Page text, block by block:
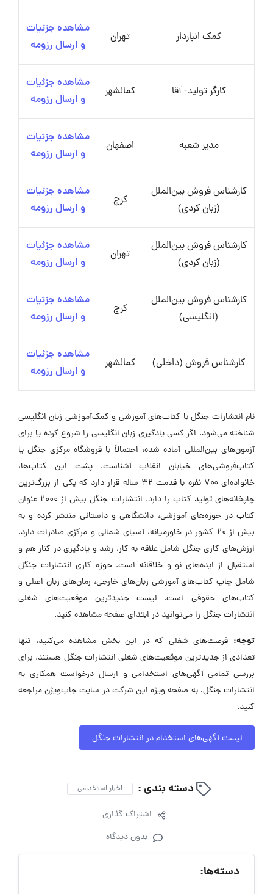
کمک انباردار تهران
مشاهده جزئیات
و ارسال رزومه
کارگر تولید- آقا کمالشهر
مشاهده جزئیات
و ارسال رزومه
مدیر شعبه اصفهان
مشاهده جزئیات
و ارسال رزومه
کارشناس فروش بین‌الملل
(زبان کردی)
کرج
مشاهده جزئیات
و ارسال رزومه
کارشناس فروش بین‌الملل
(زبان کردی)
تهران
مشاهده جزئیات
و ارسال رزومه
کارشناس فروش بین‌الملل
(انگلیسی)
کرج
مشاهده جزئیات
و ارسال رزومه
کارشناس فروش (داخلی) کمالشهر
مشاهده جزئیات
و ارسال رزومه
نام انتشارات جنگل با کتاب‌های آموزشی و کمک‌آموزشی زبان انگلیسی
شناخته می‌شود. اگر کسی یادگیری زبان انگلیسی را شروع کرده یا برای
آزمون‌های بین‌المللی آماده شده، احتمالاً با فروشگاه مرکزی جنگل یا
کتاب‌فروشی‌های خیابان انقلاب آشناست. پشت این کتاب‌ها،
خانواده‌ای ۷۰۰ نفره با قدمت ۳۲ ساله قرار دارد که یکی از بزرگ‌ترین
چاپخانه‌های تولید کتاب را دارد. انتشارات جنگل بیش از ۲۰۰۰ عنوان
کتاب در حوزه‌های آموزشی، دانشگاهی و داستانی منتشر کرده و به
بیش از ۲۰ کشور در خاورمیانه، آسیای شمالی و مرکزی صادرات دارد.
ارزش‌های کاری جنگل شامل علاقه به کار، رشد و یادگیری در کنار هم و
استقبال از ایده‌های نو و خلاقانه است. حوزه کاری انتشارات جنگل
شامل چاپ کتاب‌های آموزشی زبان‌های خارجی، رمان‌های زبان اصلی و
کتاب‌های حقوقی است. لیست جدیدترین موقعیت‌های شغلی
انتشارات جنگل را می‌توانید در ابتدای صفحه مشاهده کنید.
توجه: فرصت‌های شغلی که در این بخش مشاهده می‌کنید، تنها
تعدادی از جدیدترین موقعیت‌های شغلی انتشارات جنگل هستند. برای
بررسی تمامی آگهی‌های استخدامی و ارسال درخواست همکاری به
انتشارات جنگل، به صفحه ویژه این شرکت در سایت جاب‌ویژن مراجعه
کنید.
لیست آگهی‌های استخدام در انتشارات جنگل
دسته بندی : اخبار استخدامی
اشتراک گذاری
بدون دیدگاه
دسته‌ها: